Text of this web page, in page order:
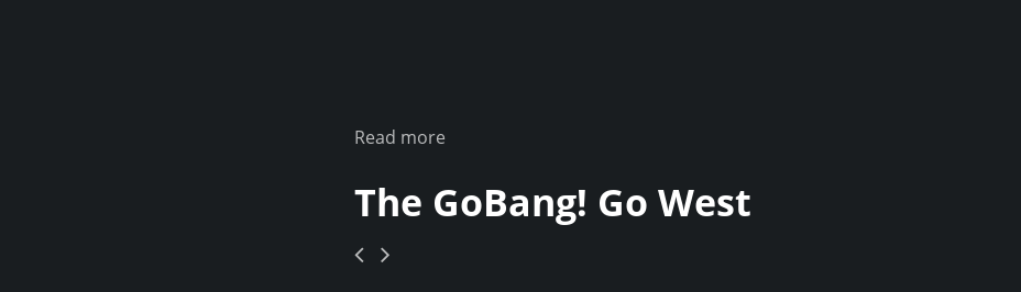
Read more
The GoBang! Go West